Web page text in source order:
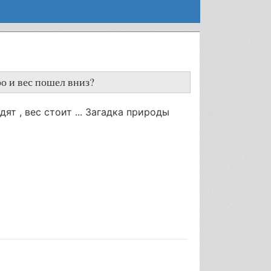
и вес пошел вниз?
, вес стоит ... Загадка природы